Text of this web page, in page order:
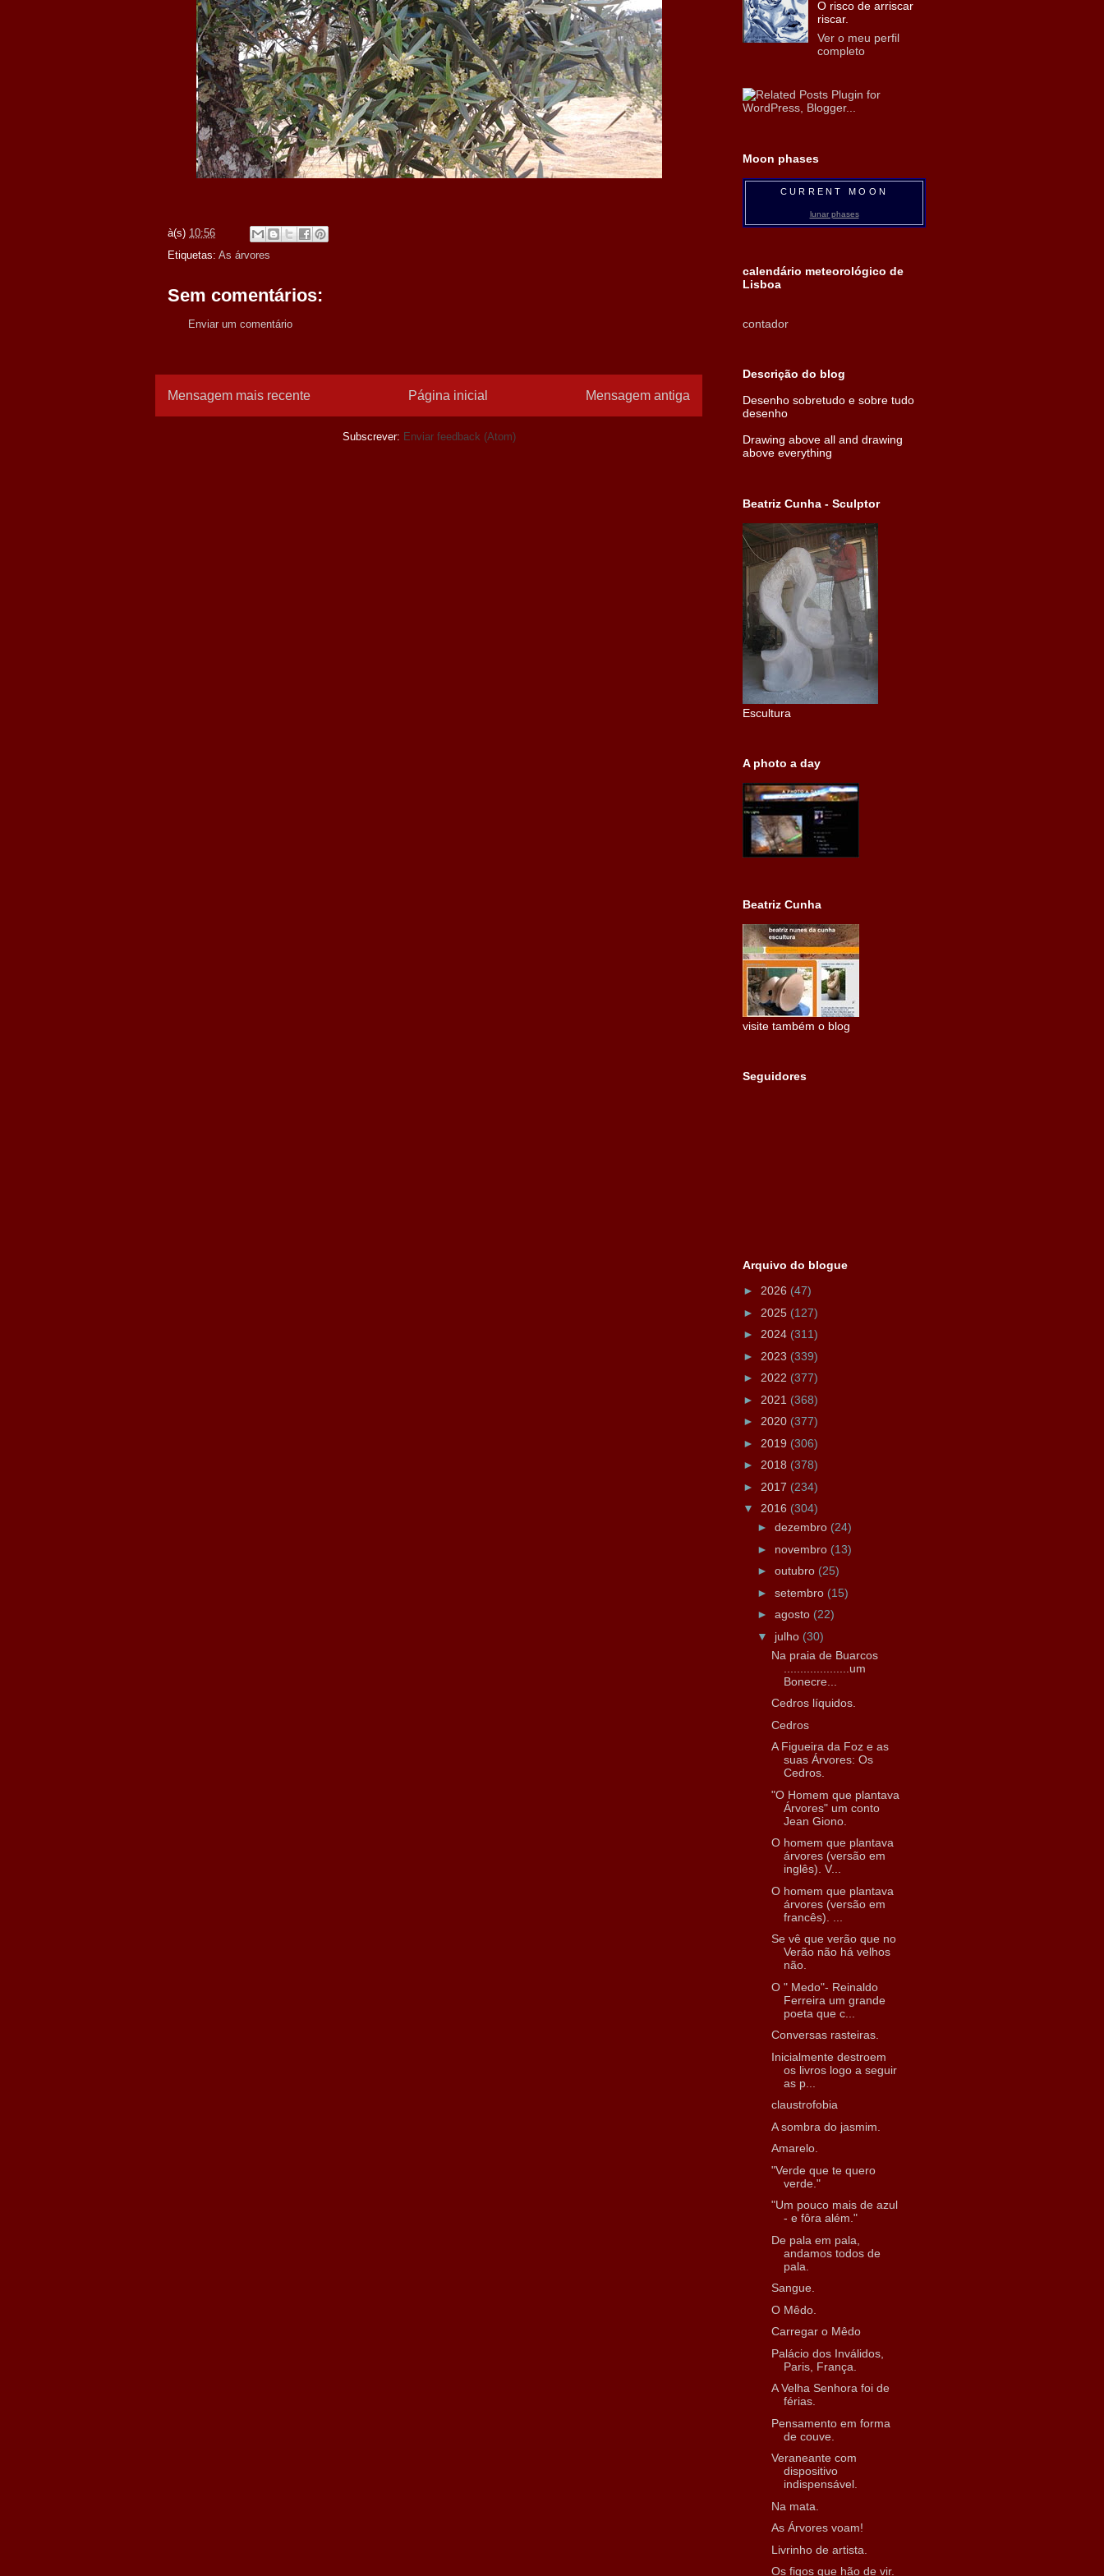
à(s) 10:56
Etiquetas: As árvores
Sem comentários:
Enviar um comentário
Mensagem mais recente Mensagem antiga
Página inicial
Subscrever: Enviar feedback (Atom)
O risco de arriscar
riscar.
Ver o meu perfil
completo
Moon phases
CURRENT MOON
lunar phases
calendário meteorológico de
Lisboa
contador
Descrição do blog
Desenho sobretudo e sobre tudo
desenho
Drawing above all and drawing
above everything
Beatriz Cunha - Sculptor
Escultura
A photo a day
Beatriz Cunha
visite também o blog
Seguidores
Arquivo do blogue
► 2026 (47)
► 2025 (127)
► 2024 (311)
► 2023 (339)
► 2022 (377)
► 2021 (368)
► 2020 (377)
► 2019 (306)
► 2018 (378)
► 2017 (234)
▼ 2016 (304)
► dezembro (24)
► novembro (13)
► outubro (25)
► setembro (15)
► agosto (22)
▼ julho (30)
Na praia de Buarcos
....................um
Bonecre...
Cedros líquidos.
Cedros
A Figueira da Foz e as
suas Árvores: Os
Cedros.
"O Homem que plantava
Árvores" um conto
Jean Giono.
O homem que plantava
árvores (versão em
inglês). V...
O homem que plantava
árvores (versão em
francês). ...
Se vê que verão que no
Verão não há velhos
não.
O " Medo"- Reinaldo
Ferreira um grande
poeta que c...
Conversas rasteiras.
Inicialmente destroem
os livros logo a seguir
as p...
claustrofobia
A sombra do jasmim.
Amarelo.
"Verde que te quero
verde."
"Um pouco mais de azul
- e fôra além."
De pala em pala,
andamos todos de
pala.
Sangue.
O Mêdo.
Carregar o Mêdo
Palácio dos Inválidos,
Paris, França.
A Velha Senhora foi de
férias.
Pensamento em forma
de couve.
Veraneante com
dispositivo
indispensável.
Na mata.
As Árvores voam!
Livrinho de artista.
Os figos que hão de vir.